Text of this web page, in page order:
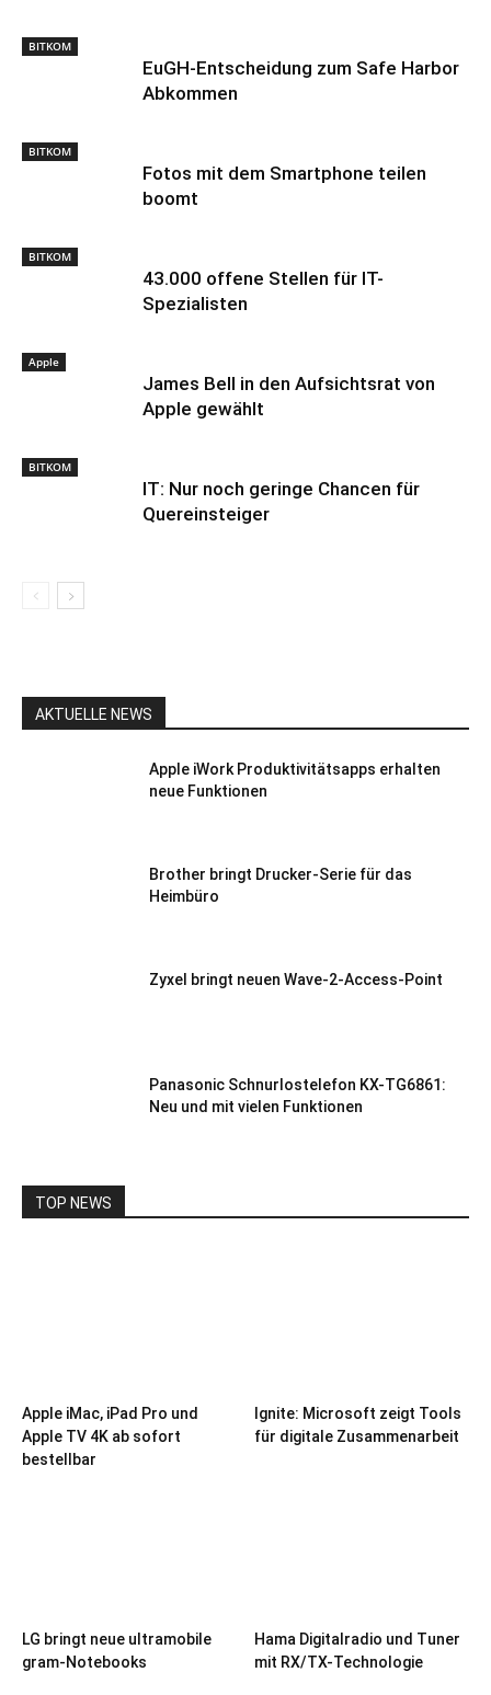
BITKOM
EuGH-Entscheidung zum Safe Harbor
Abkommen
BITKOM
Fotos mit dem Smartphone teilen
boomt
BITKOM
43.000 offene Stellen für IT-
Spezialisten
Apple
James Bell in den Aufsichtsrat von
Apple gewählt
BITKOM
IT: Nur noch geringe Chancen für
Quereinsteiger
AKTUELLE NEWS
Apple iWork Produktivitätsapps erhalten
neue Funktionen
Brother bringt Drucker-Serie für das
Heimbüro
Zyxel bringt neuen Wave-2-Access-Point
Panasonic Schnurlostelefon KX-TG6861:
Neu und mit vielen Funktionen
TOP NEWS
Apple iMac, iPad Pro und
Apple TV 4K ab sofort
bestellbar
Ignite: Microsoft zeigt Tools
für digitale Zusammenarbeit
LG bringt neue ultramobile
gram-Notebooks
Hama Digitalradio und Tuner
mit RX/TX-Technologie